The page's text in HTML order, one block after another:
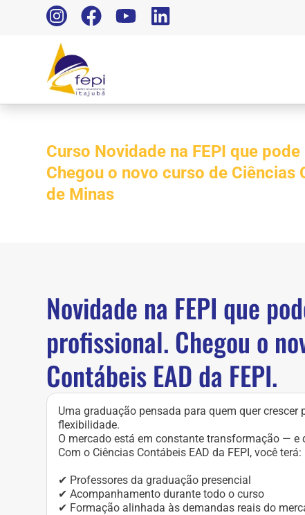
Curso Novidade na FEPI que
Chegou o novo curso de Ciências
de Minas
Novidade na FEPI que
profissional. Chegou o
Contábeis EAD da FEPI.
Uma graduação pensada para quem quer
flexibilidade.
O mercado está em constante transformação — e
Com o Ciências Contábeis EAD da FEPI, você terá:
✔ Professores da graduação presencial
✔ Acompanhamento durante todo o curso
✔ Formação alinhada às demandas reais do